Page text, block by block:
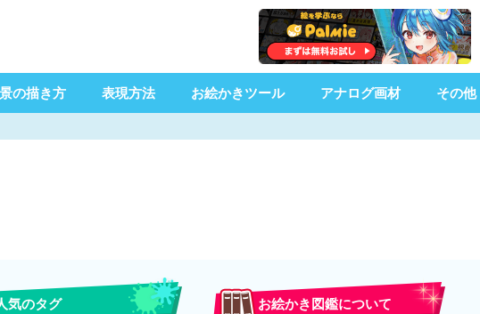
の描き方 表現方法 お絵かきツール アナログ画材 その他
気のタグ お絵かき図鑑について